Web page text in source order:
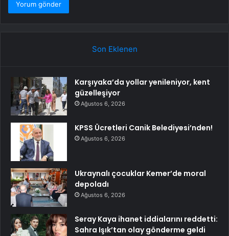
Son Eklenen
Karşıyaka’da yollar yenileniyor, kent
güzelleşiyor
Ağustos 6, 2026
KPSS Ücretleri Canik Belediyesi’nden!
Ağustos 6, 2026
Ukraynalı çocuklar Kemer’de moral
depoladı
Ağustos 6, 2026
Seray Kaya ihanet iddialarını reddetti:
Sahra Işık’tan olay gönderme geldi